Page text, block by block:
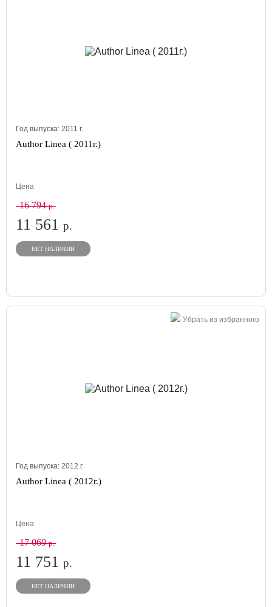
Год выпуска: 2011 г.
Author Linea ( 2011г.)
Цена
16 794р.
11 561 р.
НЕТ НАЛИЧИИ
Убрать из избранного
Год выпуска: 2012 г.
Author Linea ( 2012г.)
Цена
17 069р.
11 751 р.
НЕТ НАЛИЧИИ